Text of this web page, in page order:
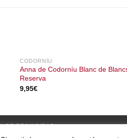
CODORNÍU
Anna de Codorníu Blanc de
Reserva
9,95€
DE PRIVACIDAD